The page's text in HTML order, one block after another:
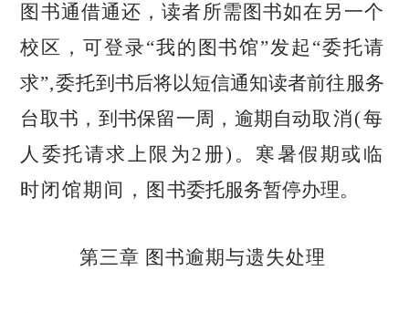
图书通借通还 ，读者所需图书如在另一个
校区，可登录“我的图书馆”发起“委托请
求”,委托到书后将以短信通知读者前往服务
台取书，到书保留一周，逾期自动取消(每
人委托请求上限为2册)。寒暑假期或临
时闭馆期间，图书委托服务暂停办理。
第三章 图书逾期与遗失处理